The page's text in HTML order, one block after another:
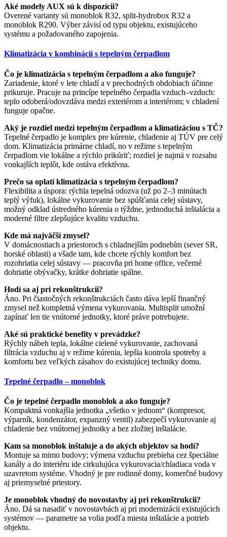
Aké modely AUX sú k dispozícii?
Overené varianty sú monoblok R32, split-hydrobox R32 a
monoblok R290. Výber závisí od typu objektu, existujúceho
systému a požadovaného zapojenia.
Klimatizácia v kombinácii s tepelným čerpadlom
Čo je klimatizácia s tepelným čerpadlom a ako funguje?
Zariadenie, ktoré v lete chladí a v prechodných obdobiach účinne
prikuruje. Pracuje na princípe tepelného čerpadla vzduch–vzduch:
teplo odoberá/odovzdáva medzi exteriérom a interiérom; v chladení
funguje opačne.
Aký je rozdiel medzi tepelným čerpadlom a klimatizáciou s TČ?
Tepelné čerpadlo je komplex pre kúrenie, chladenie aj TÚV pre celý
dom. Klimatizácia primárne chladí, no v režime s tepelným
čerpadlom vie lokálne a rýchlo prikúriť; rozdiel je najmä v rozsahu
vonkajších teplôt, kde ostáva efektívna.
Prečo sa oplatí klimatizácia s tepelným čerpadlom?
Flexibilita a úspora: rýchla tepelná odozva (už po 2–3 minútach
teplý výfuk), lokálne vykurovanie bez spúšťania celej sústavy,
možný odklad ústredného kúrenia o týždne, jednoduchá inštalácia a
moderné filtre zlepšujúce kvalitu vzduchu.
Kde má najväčší zmysel?
V domácnostiach a priestoroch s chladnejším podnebím (sever SR,
horské oblasti) a všade tam, kde chcete rýchly komfort bez
rozohriatia celej sústavy — pracovňa pri home office, večerné
dohriatie obývačky, krátke dohriatie spálne.
Hodí sa aj pri rekonštrukcii?
Áno. Pri čiastočných rekonštrukciách často dáva lepší finančný
zmysel než kompletná výmena vykurovania. Multisplit umožní
zapínať len tie vnútorné jednotky, ktoré práve potrebujete.
Aké sú praktické benefity v prevádzke?
Rýchly nábeh tepla, lokálne cielené vykurovanie, zachovaná
filtrácia vzduchu aj v režime kúrenia, lepšia kontrola spotreby a
komfortu bez veľkých zásahov do existujúcej techniky domu.
Tepelné čerpadlo – monoblok
Čo je tepelné čerpadlo monoblok a ako funguje?
Kompaktná vonkajšia jednotka „všetko v jednom“ (kompresor,
výparník, kondenzátor, expanzný ventil) zabezpečí vykurovanie aj
chladenie bez vnútornej jednotky a bez zložitej inštalácie.
Kam sa monoblok inštaluje a do akých objektov sa hodí?
Montuje sa mimo budovy; výmena vzduchu prebieha cez špeciálne
kanály a do interiéru ide cirkulujúca vykurovacia/chladiaca voda v
uzavretom systéme. Vhodný je pre rodinné domy, komerčné budovy
aj priemyselné priestory.
Je monoblok vhodný do novostavby aj pri rekonštrukcii?
Áno. Dá sa nasadiť v novostavbách aj pri modernizácii existujúcich
systémov — parametre sa volia podľa miesta inštalácie a potrieb
objektu.